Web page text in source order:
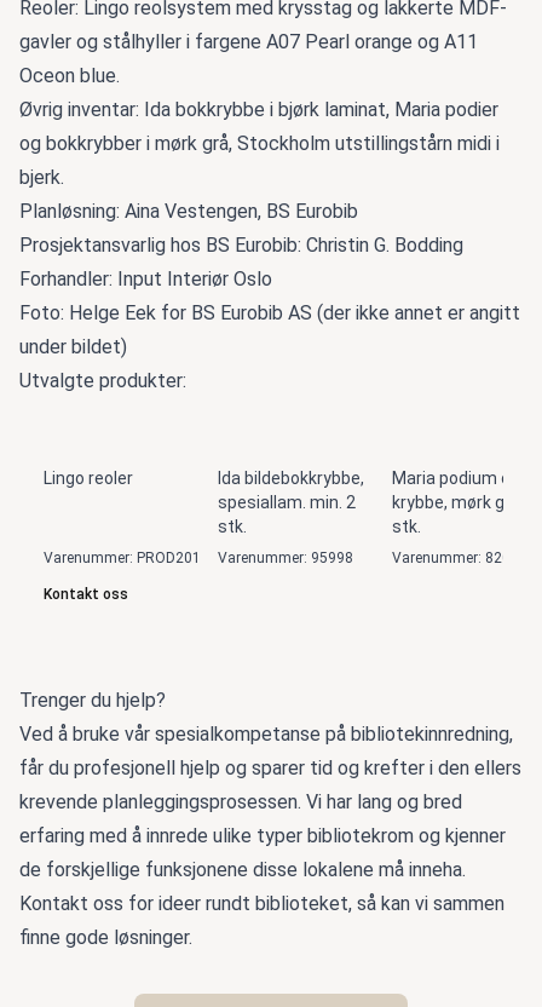
Reoler: Lingo reolsystem med krysstag og lakkerte MDF-
gavler og stålhyller i fargene A07 Pearl orange og A11
Oceon blue.
Øvrig inventar: Ida bokkrybbe i bjørk laminat, Maria podier
og bokkrybber i mørk grå, Stockholm utstillingstårn midi i
bjerk.
Planløsning: Aina Vestengen, BS Eurobib
Prosjektansvarlig hos BS Eurobib: Christin G. Bodding
Forhandler: Input Interiør Oslo
Foto: Helge Eek for BS Eurobib AS (der ikke annet er angitt
under bildet)
Utvalgte produkter:
Lingo reoler
Varenummer: PROD201
Kontakt oss
Ida bildebokkrybbe,
spesiallam. min. 2
stk.
Varenummer: 95998
Maria podium og
krybbe, mørk grå, 3
stk.
Varenummer: 82005
Trenger du hjelp?
Ved å bruke vår spesialkompetanse på bibliotekinnredning,
får du profesjonell hjelp og sparer tid og krefter i den ellers
krevende planleggingsprosessen. Vi har lang og bred
erfaring med å innrede ulike typer bibliotekrom og kjenner
de forskjellige funksjonene disse lokalene må inneha.
Kontakt oss for ideer rundt biblioteket, så kan vi sammen
finne gode løsninger.